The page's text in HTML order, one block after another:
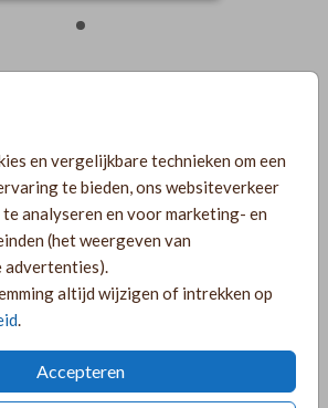
en vergelijkbare technieken om een
te bieden, ons websiteverkeer
analyseren en voor marketing- en
(het weergeven van
advertenties).
altijd wijzigen of intrekken op
.
Accepteren
X 12
tijdelijk uitverkocht!
dan contact met ons op.
besteld, morgen in huis!
uit producten voor bij je kaartje